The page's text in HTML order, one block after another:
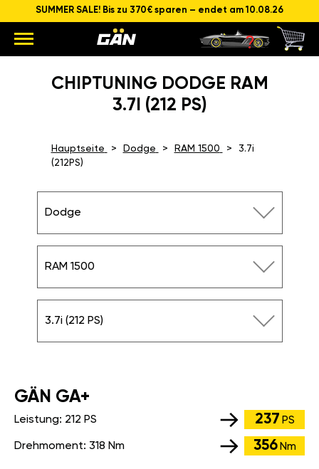
SUMMER SALE! Bis zu 370€ sparen – endet am 10.08.26
CHIPTUNING DODGE RAM
3.7I (212 PS)
Hauptseite Dodge RAM 1500
3.7i
(212PS)
Dodge
RAM 1500
3.7i (212 PS)
GÄN GA+
Leistung: 212 PS 237 PS
Drehmoment: 318 Nm 356 Nm